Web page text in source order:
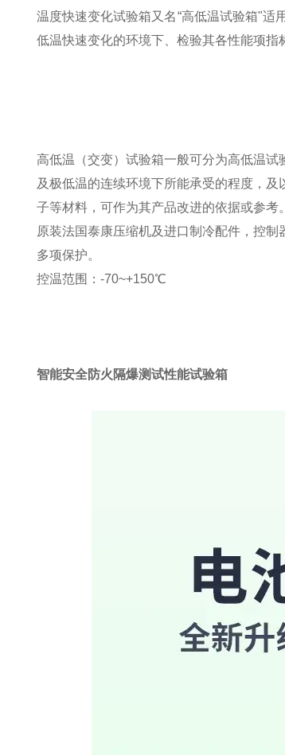
温度快速变化试验箱又名“高低温试验箱"
低温快速变化的环境下、检验其各性能项指
高低温（交变）试验箱一般可分为高低温
及极低温的连续环境下所能承受的程度，
子等材料，可作为其产品改进的依据或参考。
原装法国泰康压缩机及进口制冷配件，控
多项保护。
控温范围：-70~+150℃
智能安全防火隔爆测试性能试验箱